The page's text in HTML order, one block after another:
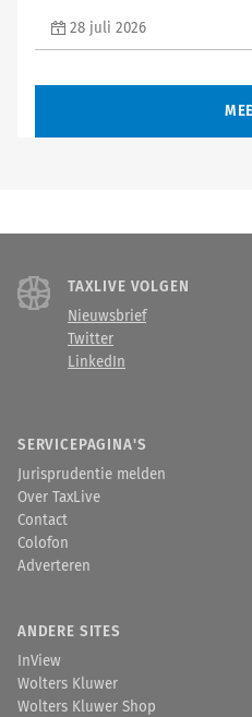
28 juli 2026
TAXLIVE VOLGEN
Nieuwsbrief
Twitter
LinkedIn
SERVICEPAGINA'S
Jurisprudentie melden
Over TaxLive
Contact
Colofon
Adverteren
ANDERE SITES
InView
Wolters Kluwer
Wolters Kluwer Shop